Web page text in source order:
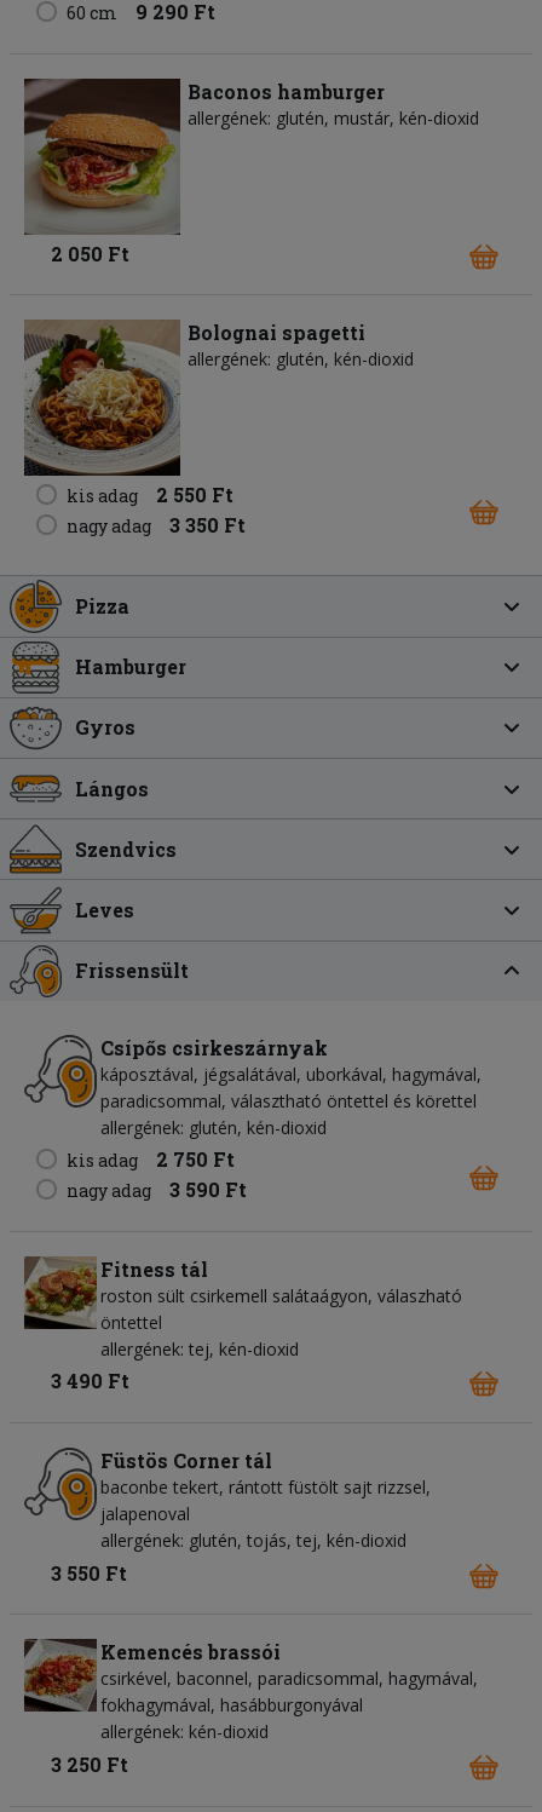
60 cm 9 290 Ft
Baconos hamburger
allergének: glutén, mustár, kén-dioxid
2 050 Ft
Bolognai spagetti
allergének: glutén, kén-dioxid
kis adag 2 550 Ft
nagy adag 3 350 Ft
Pizza
Hamburger
Gyros
Lángos
Szendvics
Leves
Frissensült
Csípős csirkeszárnyak
káposztával, jégsalátával, uborkával, hagymával,
paradicsommal, választható öntettel és körettel
allergének: glutén, kén-dioxid
kis adag
2 750 Ft
nagy adag 3 590 Ft
Fitness tál
roston sült csirkemell salátaágyon, válaszható
öntettel
allergének: tej, kén-dioxid
3 490 Ft
Füstös Corner tál
baconbe tekert, rántott füstölt sajt rizzsel,
jalapenoval
allergének: glutén, tojás, tej, kén-dioxid
3 550 Ft
Kemencés brassói
csirkével, baconnel, paradicsommal, hagymával,
fokhagymával, hasábburgonyával
allergének: kén-dioxid
3 250 Ft